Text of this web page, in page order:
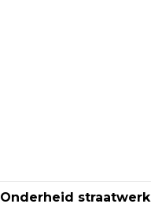
Onderheid straatwerk